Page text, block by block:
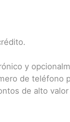
y
de teléfono
de alto